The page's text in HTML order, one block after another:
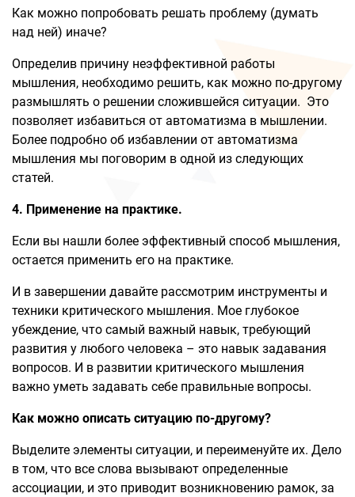
Как можно попробовать решать проблему (думать
над ней) иначе?
Определив причину неэффективной работы
мышления, необходимо решить, как можно по-другому
размышлять о решении сложившейся ситуации. Это
позволяет избавиться от автоматизма в мышлении.
Более подробно об избавлении от автоматизма
мышления мы поговорим в одной из следующих
статей.
4. Применение на практике.
Если вы нашли более эффективный способ мышления,
остается применить его на практике.
И в завершении давайте рассмотрим инструменты и
техники критического мышления. Мое глубокое
убеждение, что самый важный навык, требующий
развития у любого человека – это навык задавания
вопросов. И в развитии критического мышления
важно уметь задавать себе правильные вопросы.
Как можно описать ситуацию по-другому?
Выделите элементы ситуации, и переименуйте их. Дело
в том, что все слова вызывают определенные
ассоциации, и это приводит возникновению рамок, за